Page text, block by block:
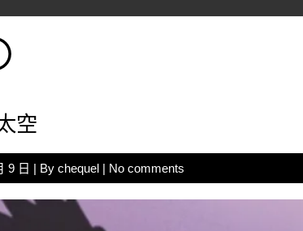
空
9 日 | By chequel | No comments